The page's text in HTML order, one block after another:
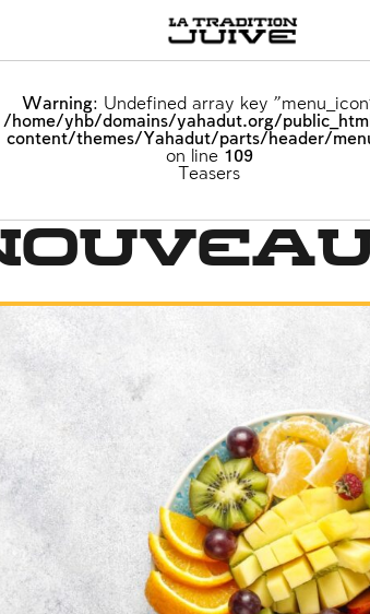
Warning: Undefined array key
/home/yhb/domains/yahadut.org/
content/themes/Yahadut/parts/header/
on line 109
Teasers